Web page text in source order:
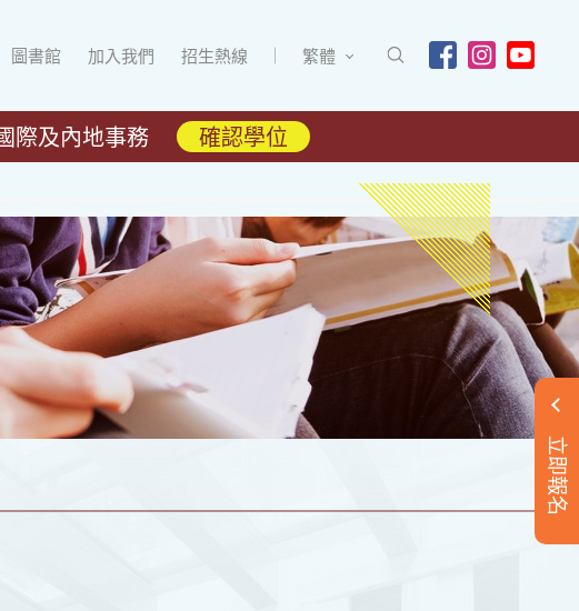
圖書館 加入我們 招生熱線 繁體
際及內地事務 確認學位
立即報名